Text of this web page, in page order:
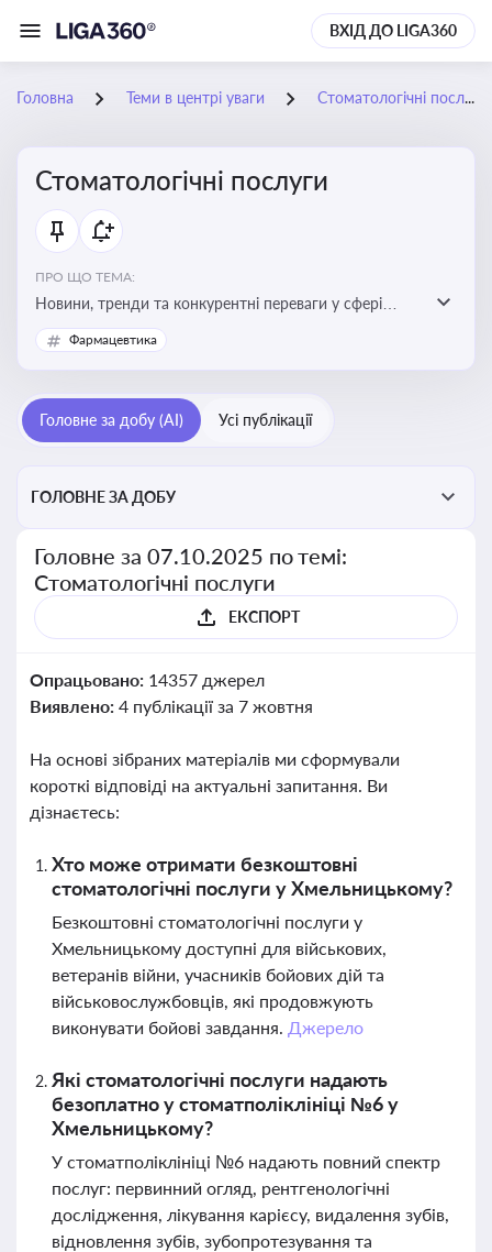
ВХІД ДО LIGA360
Головна Теми в центрі уваги Стоматологічні послуги
Стоматологічні послуги
ПРО ЩО ТЕМА:
Новини, тренди та конкурентні переваги у сфері
стоматологічних послуг. Використання новітніх
технологій та стратегій для покращення
Фармацевтика
Головне за добу (AI) Усі публікації
ГОЛОВНЕ ЗА ДОБУ
Головне за 07.10.2025 по темі:
Стоматологічні послуги
ЕКСПОРТ
Опрацьовано: 14357 джерел
Виявлено: 4 публікації за 7 жовтня
На основі зібраних матеріалів ми сформували
короткі відповіді на актуальні запитання. Ви
дізнаєтесь:
Хто може отримати безкоштовні
стоматологічні послуги у Хмельницькому?
Безкоштовні стоматологічні послуги у
Хмельницькому доступні для військових,
ветеранів війни, учасників бойових дій та
військовослужбовців, які продовжують
виконувати бойові завдання. Джерело
Які стоматологічні послуги надають
безоплатно у стоматполіклініці №6 у
Хмельницькому?
У стоматполіклініці №6 надають повний спектр
послуг: первинний огляд, рентгенологічні
дослідження, лікування карієсу, видалення зубів,
відновлення зубів, зубопротезування та